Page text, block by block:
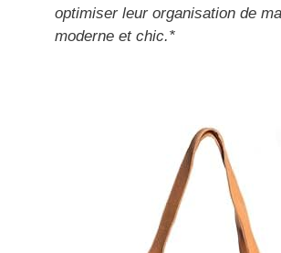
optimiser leur organisation de
moderne et chic.*